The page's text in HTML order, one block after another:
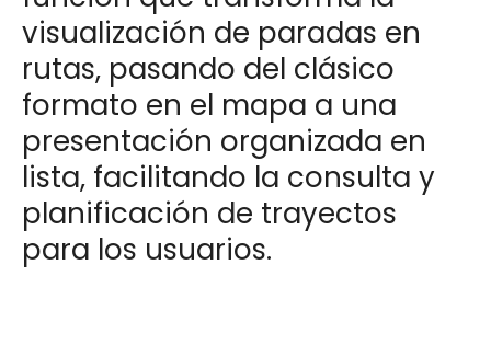
visualización de paradas en
rutas, pasando del clásico
formato en el mapa a una
presentación organizada en
lista, facilitando la consulta y
planificación de trayectos
para los usuarios.